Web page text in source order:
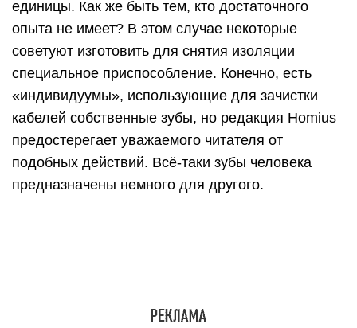
разных проводов
Трудоемкость снятия изоляции во многом
определяется типом провода. При выборе
инструмента следует учесть особенности кабеля:
Коаксиальный провод. При удалении двойной
изоляции работы проводят в два этапа.
Верхний слой можно снять термическим
Жилы такого кабеля очень хрупкие и тонкие,
термохимическому методу с использованием